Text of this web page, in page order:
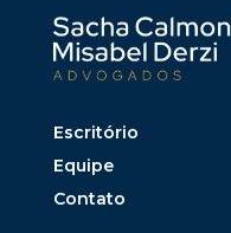
Escritório
Equipe
Contato